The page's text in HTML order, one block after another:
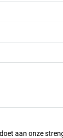
aan onze